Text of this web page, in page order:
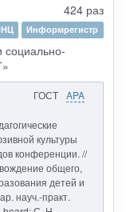
424 раз
Информрегистр
ГОСТ APA
культуры
конференции. //
общего,
детей и
науч.-практ.